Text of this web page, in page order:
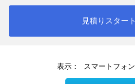
見積りスタート
表示： スマートフォン